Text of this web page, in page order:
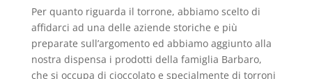
Per quanto riguarda il torrone, abbiamo scelto di
affidarci ad una delle aziende storiche e più
preparate sull’argomento ed abbiamo aggiunto alla
nostra dispensa i prodotti della famiglia Barbaro,
che si occupa di cioccolato e specialmente di torroni